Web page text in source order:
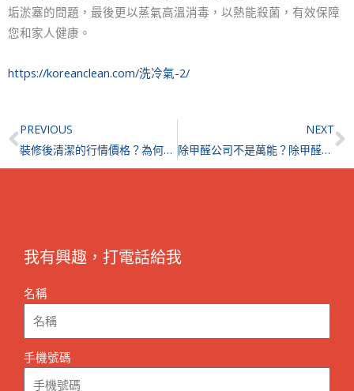
垢淤塞的問題，最後更以蒸氣高溫消毒，以熱能殺菌，有效保障
您和家人健康。
https://koreanclean.com/洗冷氣-2/
Prev
PREVIOUS
裝修後清潔的行情價格？為何入伙前清潔是一般家居清潔無法媲美的呢？
NEXT
除甲醛公司不是萬能？除甲醛服務的盲點，施工前後是否需要清潔？
我有興趣，打電話給我
名稱
手機號碼